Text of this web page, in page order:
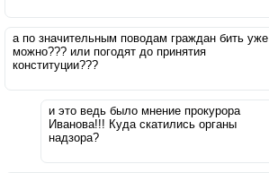
а по значительным поводам граждан бить уже
можно??? или погодят до принятия
конституции???
и это ведь было мнение прокурора
Иванова!!! Куда скатились органы
надзора?